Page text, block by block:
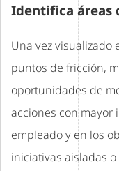
Identifica áreas
Una vez visualizado
puntos de fricción,
oportunidades de
acciones con mayor
empleado y en los
iniciativas aisladas